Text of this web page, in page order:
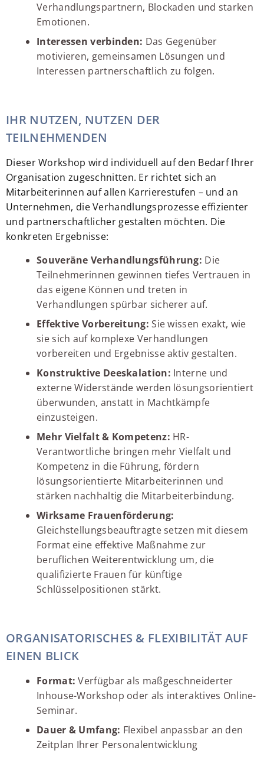
Verhandlungspartnern, Blockaden und starken
Emotionen.
Interessen verbinden: Das Gegenüber
motivieren, gemeinsamen Lösungen und
Interessen partnerschaftlich zu folgen.
IHR NUTZEN, NUTZEN DER
TEILNEHMENDEN
Dieser Workshop wird individuell auf den Bedarf Ihrer
Organisation zugeschnitten. Er richtet sich an
Mitarbeiterinnen auf allen Karrierestufen – und an
Unternehmen, die Verhandlungsprozesse effizienter
und partnerschaftlicher gestalten möchten. Die
konkreten Ergebnisse:
Souveräne Verhandlungsführung: Die
Teilnehmerinnen gewinnen tiefes Vertrauen in
das eigene Können und treten in
Verhandlungen spürbar sicherer auf.
Effektive Vorbereitung:Sie wissen exakt, wie
sie sich auf komplexe Verhandlungen
vorbereiten und Ergebnisse aktiv gestalten.
Konstruktive Deeskalation: Interne und
externe Widerstände werden lösungsorientiert
überwunden, anstatt in Machtkämpfe
einzusteigen.
Mehr Vielfalt & Kompetenz: HR-
Verantwortliche bringen mehr Vielfalt und
Kompetenz in die Führung, fördern
lösungsorientierte Mitarbeiterinnen und
stärken nachhaltig die Mitarbeiterbindung.
Wirksame Frauenförderung:
Gleichstellungsbeauftragte setzen mit diesem
Format eine effektive Maßnahme zur
beruflichen Weiterentwicklung um, die
qualifizierte Frauen für künftige
Schlüsselpositionen stärkt.
ORGANISATORISCHES & FLEXIBILITÄT AUF
EINEN BLICK
Format:Verfügbar als maßgeschneiderter
Inhouse-Workshop oder als interaktives Online-
Seminar.
Dauer & Umfang: Flexibel anpassbar an den
Zeitplan Ihrer Personalentwicklung